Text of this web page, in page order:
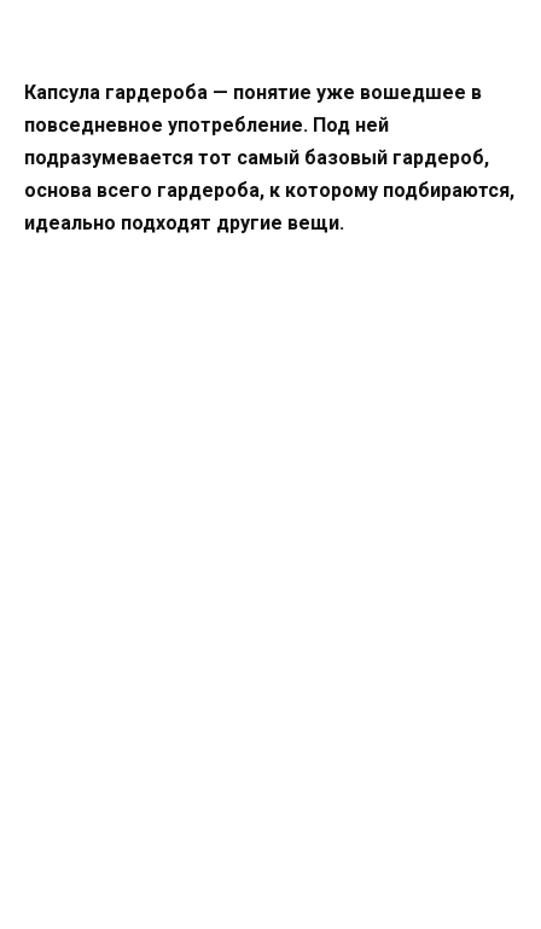
Капсула гардероба — понятие уже вошедшее в
повседневное употребление. Под ней
подразумевается тот самый базовый гардероб,
основа всего гардероба, к которому подбираются,
идеально подходят другие вещи.